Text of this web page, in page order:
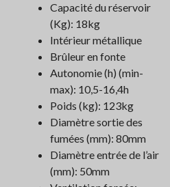
Capacité du réservoir
(Kg): 18kg
Intérieur métallique
Brûleur en fonte
Autonomie (h) (min-
max): 10,5-16,4h
Poids (kg): 123kg
Diamètre sortie des
fumées (mm): 80mm
Diamètre entrée de l’air
(mm): 50mm